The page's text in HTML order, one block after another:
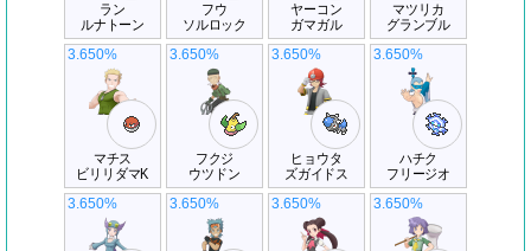
ラン
ルナトーン
フウ
ソルロック
ヤーコン
ガマガル
マツリカ
グランブル
マチス
ビリリダマK
3.650%
フクジ
ウツドン
3.650%
ヒョウタ
ズガイドス
3.650%
ハチク
フリージオ
3.650%
3.650% 3.650% 3.650% 3.650%